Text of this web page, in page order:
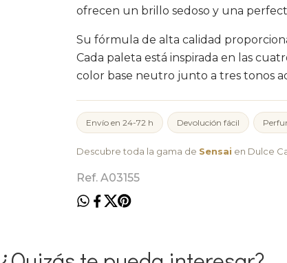
ofrecen un brillo sedoso y una
Su fórmula de alta calidad
Cada paleta está inspirada en las
color base neutro junto a tres tonos
Envío en 24-72 h Devolución fácil
Descubre toda la gama de Sensai en Dulce
Ref. A03155